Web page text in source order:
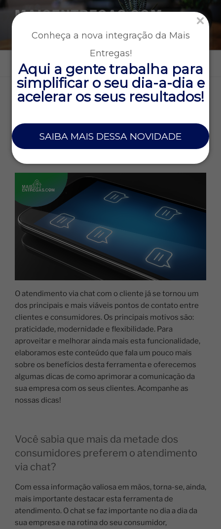
Conheça a nova integração da Mais
Entregas!
Aqui a gente trabalha para
simplificar o seu dia-a-dia e
acelerar os seus resultados!
SAIBA MAIS DESSA NOVIDADE
MAISENTREGAS.COM
rápidas
Menu
DIA:27 DE AGOSTO DE 2021
27 DE AGOSTO DE 2021
Chat com o cliente – Dicas e benefícios
desta funcionalidade
O atendimento via chat com o cliente já se tornou um
dos principais e mais viáveis pontos de contato entre
clientes e consumidores. Os principais motivos são:
praticidade, modernidade e flexibilidade. Para
aproveitar e melhorar ainda mais esta funcionalidade,
elaboramos este conteúdo que fala um pouco mais
sobre os benefícios desta ferramenta e oferecemos
algumas dicas de como aprimorar a comunicação da
sua empresa com os seus clientes. Acompanhe as
nossas dicas!
Você sabia que mais da metade dos
consumidores preferem o atendimento
via chat?
Com essa informação valiosa em mãos, torna-se, ainda,
mais importante destacar esta ferramenta de
atendimento. O chat se faz importante no dia a dia da
sua empresa e na rotina do seu consumidor,